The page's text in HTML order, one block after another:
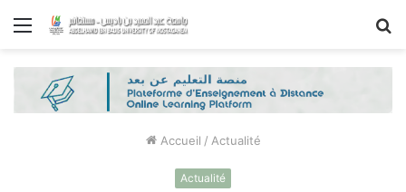
Menu
Accueil / Actualité
Actualité